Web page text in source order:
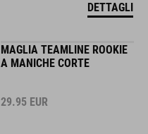
DETTAGLI
MAGLIA TEAMLINE ROOKIE
A MANICHE CORTE
29.95 EUR